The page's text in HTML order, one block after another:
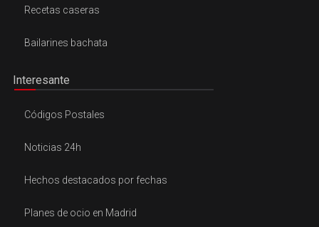
Recetas caseras
Bailarines bachata
Interesante
Códigos Postales
Noticias 24h
Hechos destacados por fechas
Planes de ocio en Madrid